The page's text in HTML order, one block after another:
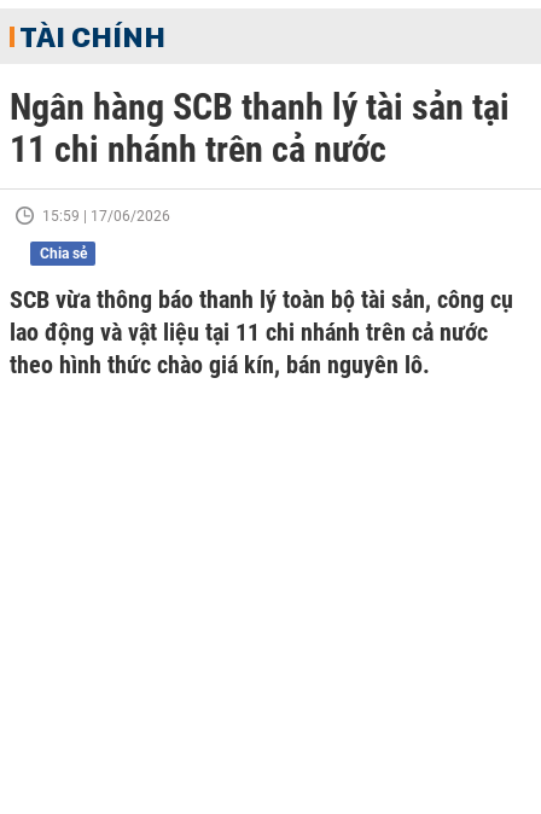
TÀI CHÍNH
Ngân hàng SCB thanh lý tài sản tại
11 chi nhánh trên cả nước
15:59 | 17/06/2026
Chia sẻ
SCB vừa thông báo thanh lý toàn bộ tài sản, công cụ
lao động và vật liệu tại 11 chi nhánh trên cả nước
theo hình thức chào giá kín, bán nguyên lô.